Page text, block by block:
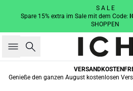
S A L E
Spare 15% extra im Sale mit dem Code:
SHOPPEN
Suche
Genieße den ganzen August kostenlosen